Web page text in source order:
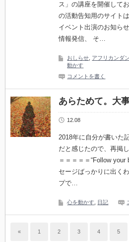
ス」の講座を開催して
の活動告知用のサイト
イベント出演のお知ら
情報発信、 そ…
おしらせ アフリカンダ
動かす
コメントを書く
あらためて。大
12.08
2018年に自分が書いた
だと感じたので、再掲
＝＝＝＝＝“Follow
セージばっかりに出く
プで…
心を動かす 日記
« 1 2 3 4 5